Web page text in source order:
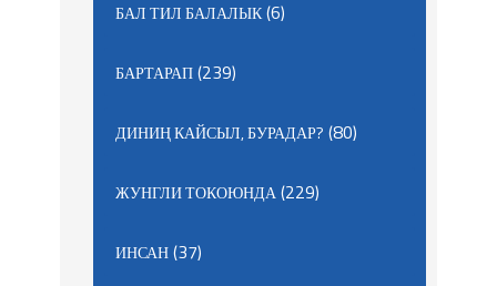
БАЛ ТИЛ БАЛАЛЫК(6)
БАРТАРАП(239)
ДИНИҢ КАЙСЫЛ, БУРАДАР? (80)
ЖУНГЛИ ТОКОЮНДА(229)
ИНСАН(37)